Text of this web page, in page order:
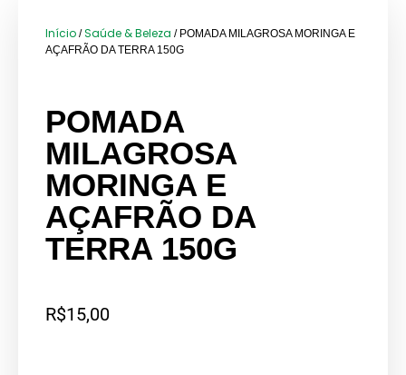
Início /Saúde & Beleza / POMADA MILAGROSA MORINGA E
AÇAFRÃO DA TERRA 150G
POMADA
MILAGROSA
MORINGA E
AÇAFRÃO DA
TERRA 150G
R$15,00